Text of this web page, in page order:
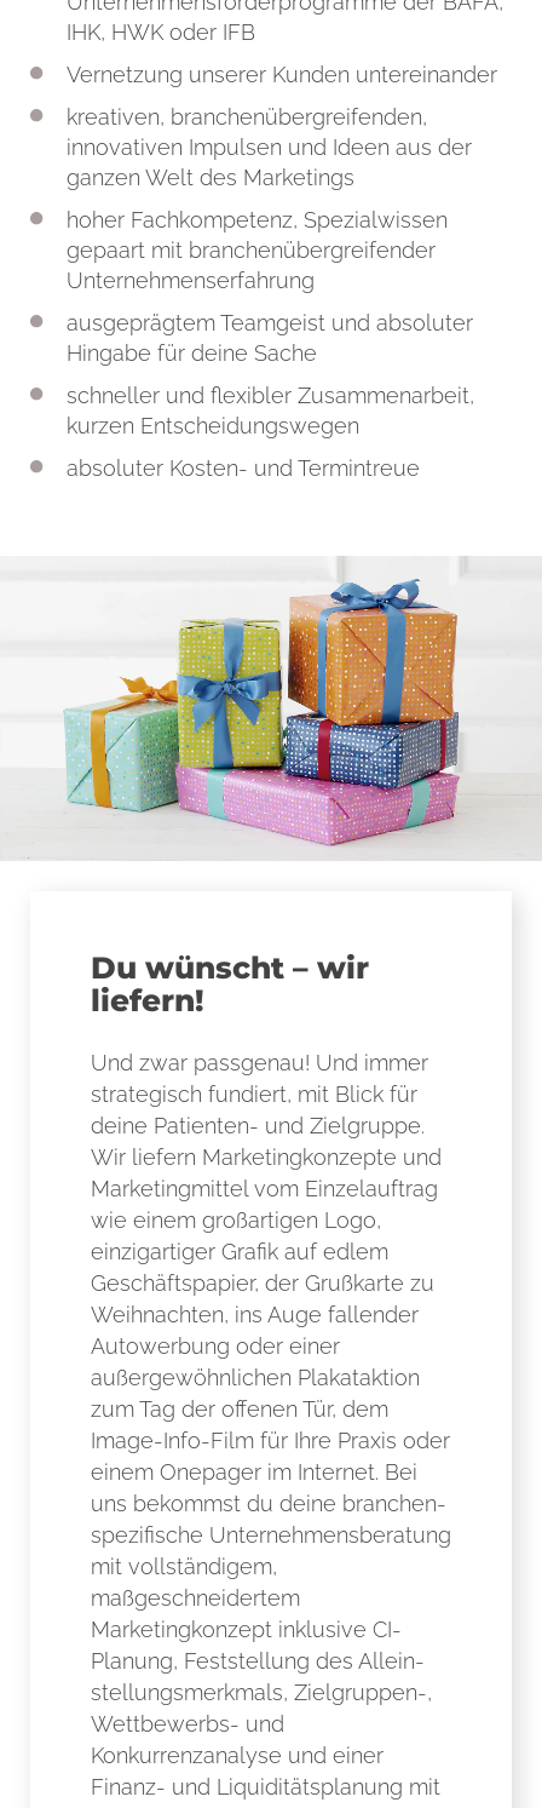
IHK, HWK oder IFB
Vernetzung unserer Kunden untereinander
kreativen, branchenübergreifenden,
innovativen Impulsen und Ideen aus der
ganzen Welt des Marketings
hoher Fachkompetenz, Spezialwissen
gepaart mit branchenübergreifender
Unternehmenserfahrung
ausgeprägtem Teamgeist und absoluter
Hingabe für deine Sache
schneller und flexibler Zusammenarbeit,
kurzen Entscheidungswegen
absoluter Kosten- und Termintreue
Du wünscht – wir
liefern!
Und zwar passgenau! Und immer
strategisch fundiert, mit Blick für
deine Patienten- und Zielgruppe.
Wir liefern Marketingkonzepte und
Marketingmittel vom Einzelauftrag
wie einem großartigen Logo,
einzigartiger Grafik auf edlem
Geschäftspapier, der Grußkarte zu
Weihnachten, ins Auge fallender
Autowerbung oder einer
außergewöhnlichen Plakataktion
zum Tag der offenen Tür, dem
Image-Info-Film für Ihre Praxis oder
einem Onepager im Internet. Bei
uns bekommst du deine branchen­
spezifische Unter­nehmens­beratung
mit vollständigem,
maßgeschneidertem
Marketingkonzept inklusive CI-
Planung, Feststellung des Allein­
stellungs­merkmals, Zielgruppen-,
Wettbewerbs- und
Konkurrenzanalyse und einer
Finanz- und Liquiditätsplanung mit